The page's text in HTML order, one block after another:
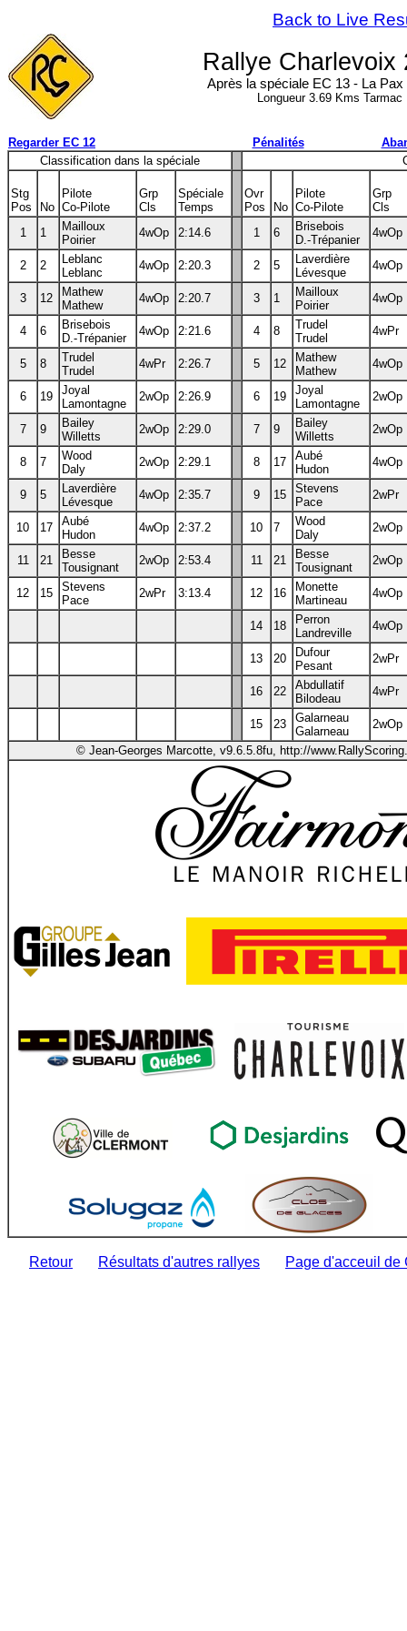
Back to Live
Rallye Charlevoix
Après la spéciale EC 13 - La Pax
Longueur 3.69 Kms Tarmac
Regarder EC 12 Pénalités
Classification dans la spéciale
Stg
Pos
No
Pilote
Co-Pilote
Grp
Cls
Spéciale
Temps
Ovr
Pos
No
Pilote
Co-Pilote
Grp
Cls
1
1
Mailloux
Poirier
4wOp 2:14.6 1 6
Brisebois
D.-Trépanier
4wOp
2 2
Leblanc
Leblanc
4wOp 2:20.3 2 5
Laverdière
Lévesque
4wOp
3 12
Mathew
Mathew
4wOp 2:20.7 3 1
Mailloux
Poirier
4wOp
4 6
Brisebois
D.-Trépanier
4wOp 2:21.6 4 8
Trudel
Trudel
4wPr
5 8
Trudel
Trudel
4wPr 2:26.7 5 12
Mathew
Mathew
4wOp
6 19
Joyal
Lamontagne
2wOp 2:26.9 6 19
Joyal
Lamontagne
2wOp
7 9
Bailey
Willetts
2wOp 2:29.0 7 9
Bailey
Willetts
2wOp
8 7
Wood
Daly
2wOp 2:29.1 8 17
Aubé
Hudon
4wOp
9 5
Laverdière
Lévesque
4wOp 2:35.7 9 15
Stevens
Pace
2wPr
10 17
Aubé
Hudon
4wOp 2:37.2 10 7
Wood
Daly
2wOp
11 21
Besse
Tousignant
2wOp 2:53.4 11 21
Besse
Tousignant
2wOp
12 15
Stevens
Pace
2wPr 3:13.4 12 16
Monette
Martineau
4wOp
14 18
Perron
Landreville
4wOp
13 20
Dufour
Pesant
2wPr
16 22
Abdullatif
Bilodeau
4wPr
15 23
Galarneau
Galarneau
2wOp
© Jean-Georges Marcotte, v9.6.5.8fu, http://
Retour Résultats d'autres rallyes Page d'acceuil